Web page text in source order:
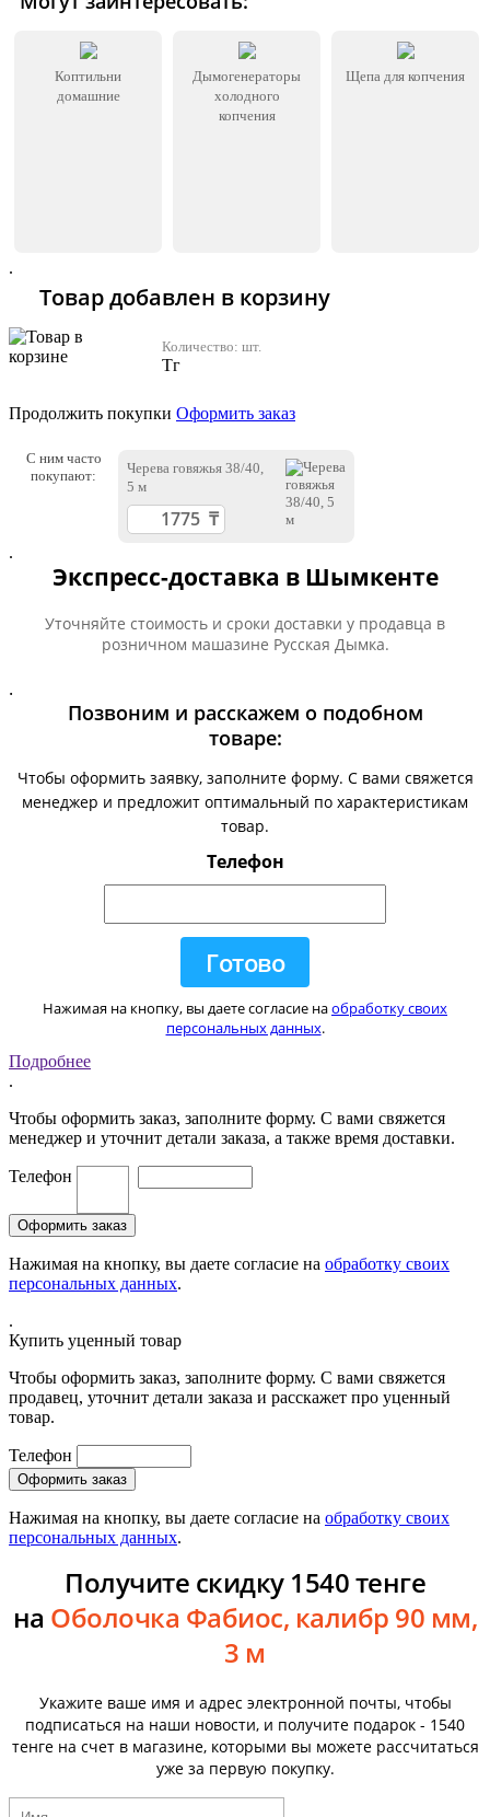
Коптильни
домашние
Дымогенераторы
холодного
копчения
Щепа для копчения
.
Товар добавлен в корзину
Количество: шт.
Тг
Продолжить покупки Оформить заказ
С ним часто
покупают:
Черева говяжья 38/40,
5 м
.
Экспресс-доставка в Шымкенте
Уточняйте стоимость и сроки доставки у продавца в
розничном машазине Русская Дымка.
.
Позвоним и расскажем о подобном
товаре:
Чтобы оформить заявку, заполните форму. С вами свяжется
менеджер и предложит оптимальный по характеристикам
товар.
Телефон
Нажимая на кнопку, вы даете согласие наобработку своих
персональных данных.
Подробнее
.
Чтобы оформить заказ, заполните форму. С вами свяжется
менеджер и уточнит детали заказа, а также время доставки.
Телефон
Нажимая на кнопку, вы даете согласие на обработку своих
персональных данных.
.
Купить уценный товар
Чтобы оформить заказ, заполните форму. С вами свяжется
продавец, уточнит детали заказа и расскажет про уценный
товар.
Телефон
Нажимая на кнопку, вы даете согласие на обработку своих
персональных данных.
Получите скидку 1540 тенге
на Оболочка Фабиос, калибр 90 мм,
3 м
Укажите ваше имя и адрес электронной почты, чтобы
подписаться на наши новости, и получите подарок - 1540
тенге на счет в магазине, которыми вы можете рассчитаться
уже за первую покупку.